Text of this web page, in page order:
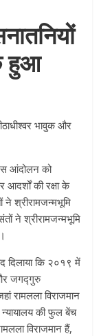
हुआ
भावुक और
आंदोलन को
आदर्शों की रक्षा के
श्रीरामजन्मभूमि
ने श्रीरामजन्मभूमि
दिलाया कि २०१९ में
और जगद्गुरु
रामलला विराजमान
की फुल बेंच
विराजमान हैं,